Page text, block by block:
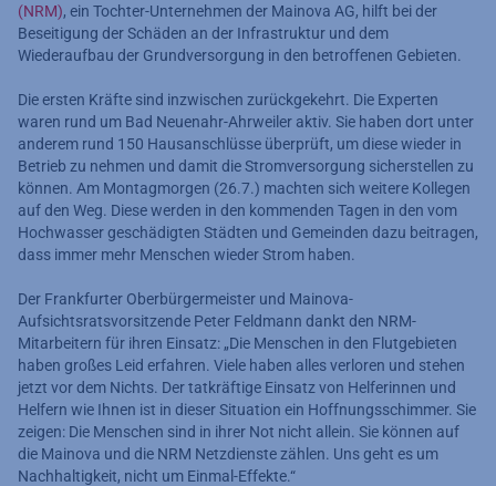
(NRM), ein Tochter-Unternehmen der Mainova AG, hilft bei der
Beseitigung der Schäden an der Infrastruktur und dem
Wiederaufbau der Grundversorgung in den betroffenen Gebieten.
Die ersten Kräfte sind inzwischen zurückgekehrt. Die Experten
waren rund um Bad Neuenahr-Ahrweiler aktiv. Sie haben dort unter
anderem rund 150 Hausanschlüsse überprüft, um diese wieder in
Betrieb zu nehmen und damit die Stromversorgung sicherstellen zu
können. Am Montagmorgen (26.7.) machten sich weitere Kollegen
auf den Weg. Diese werden in den kommenden Tagen in den vom
Hochwasser geschädigten Städten und Gemeinden dazu beitragen,
dass immer mehr Menschen wieder Strom haben.
Der Frankfurter Oberbürgermeister und Mainova-
Aufsichtsratsvorsitzende Peter Feldmann dankt den NRM-
Mitarbeitern für ihren Einsatz: „Die Menschen in den Flutgebieten
haben großes Leid erfahren. Viele haben alles verloren und stehen
jetzt vor dem Nichts. Der tatkräftige Einsatz von Helferinnen und
Helfern wie Ihnen ist in dieser Situation ein Hoffnungsschimmer. Sie
zeigen: Die Menschen sind in ihrer Not nicht allein. Sie können auf
die Mainova und die NRM Netzdienste zählen. Uns geht es um
Nachhaltigkeit, nicht um Einmal-Effekte.“